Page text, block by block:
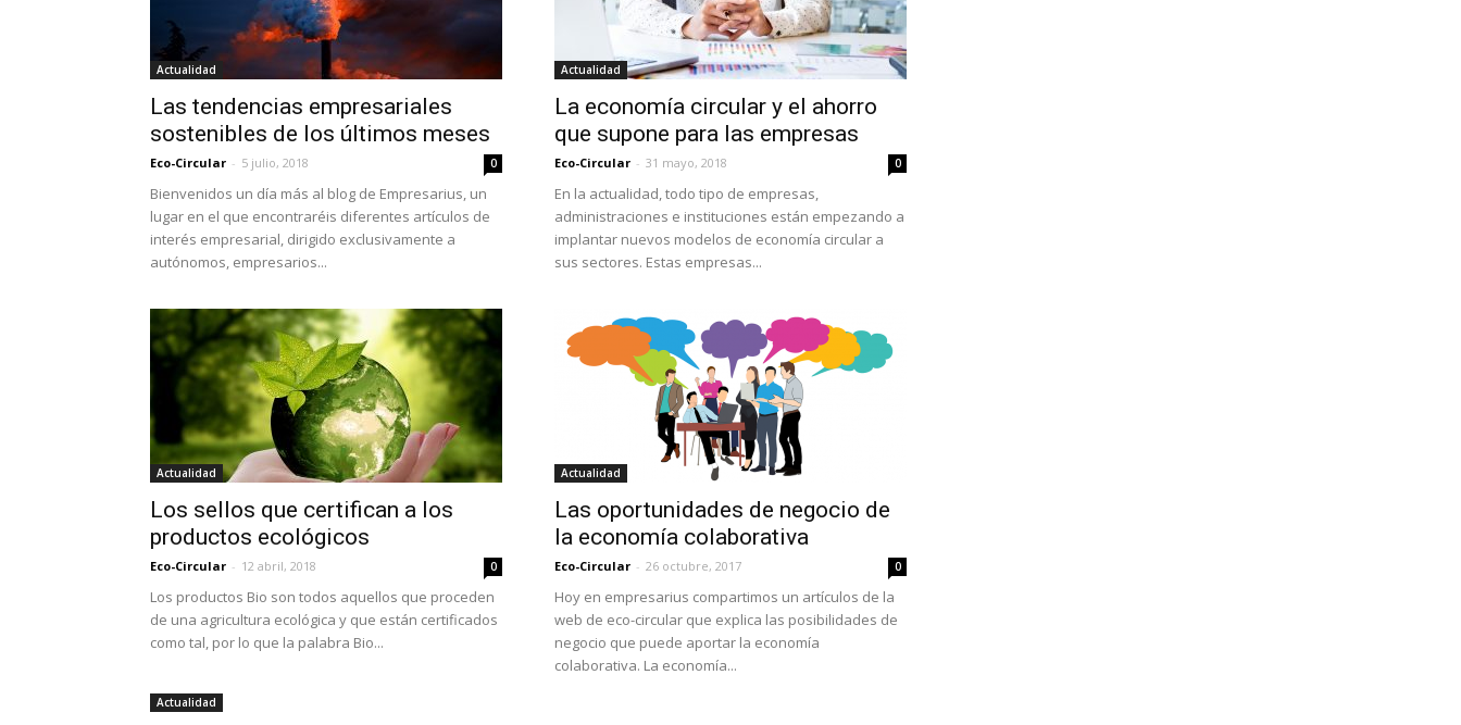
Actualidad
Las tendencias empresariales
sostenibles de los últimos meses
Eco-Circular - 5 julio, 2018 0
Bienvenidos un día más al blog de Empresarius, un
lugar en el que encontraréis diferentes artículos de
interés empresarial, dirigido exclusivamente a
autónomos, empresarios...
Actualidad
La economía circular y el ahorro
que supone para las empresas
Eco-Circular - 31 mayo, 2018 0
En la actualidad, todo tipo de empresas,
administraciones e instituciones están empezando a
implantar nuevos modelos de economía circular a
sus sectores. Estas empresas...
Actualidad
Los sellos que certifican a los
productos ecológicos
Eco-Circular - 12 abril, 2018 0
Los productos Bio son todos aquellos que proceden
de una agricultura ecológica y que están certificados
como tal, por lo que la palabra Bio...
Actualidad
Las oportunidades de negocio de
la economía colaborativa
Eco-Circular - 26 octubre, 2017 0
Hoy en empresarius compartimos un artículos de la
web de eco-circular que explica las posibilidades de
negocio que puede aportar la economía
colaborativa. La economía...
Actualidad